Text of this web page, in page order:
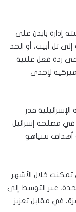
إدارة بايدن على
تل أبيب، أو الحد
ردة فعل علنية
لإحدى
قدر
في مصلحة إسرائيل
أهداف نتنياهو
تمكنت خلال الأشهر
عبر التوسط إلى
في مقابل تعزيز